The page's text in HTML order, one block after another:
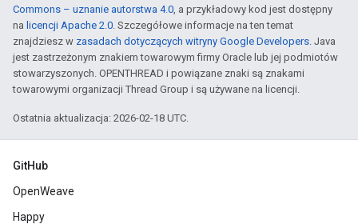
Commons – uznanie autorstwa 4.0, a przykładowy kod jest dostępny
na licencji Apache 2.0. Szczegółowe informacje na ten temat
znajdziesz w zasadach dotyczących witryny Google Developers. Java
jest zastrzeżonym znakiem towarowym firmy Oracle lub jej podmiotów
stowarzyszonych. OPENTHREAD i powiązane znaki są znakami
towarowymi organizacji Thread Group i są używane na licencji.
Ostatnia aktualizacja: 2026-02-18 UTC.
GitHub
OpenWeave
Happy